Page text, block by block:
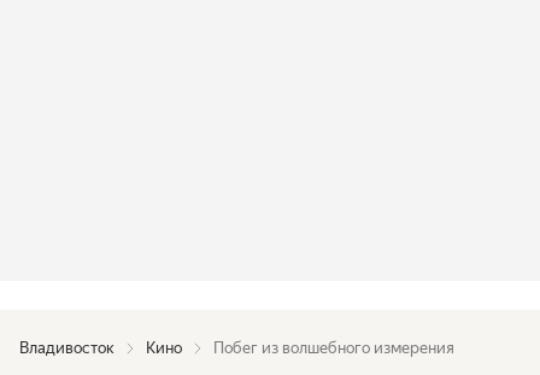
Владивосток Кино Побег из волшебного измерения